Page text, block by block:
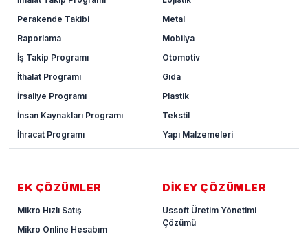
Perakende Takibi
Raporlama
İş Takip Programı
İthalat Programı
İrsaliye Programı
İnsan Kaynakları Programı
İhracat Programı
Metal
Mobilya
Otomotiv
Gıda
Plastik
Tekstil
Yapı Malzemeleri
EK ÇÖZÜMLER
Mikro Hızlı Satış
Mikro Online Hesabım
DİKEY ÇÖZÜMLER
Ussoft Üretim Yönetimi
Çözümü